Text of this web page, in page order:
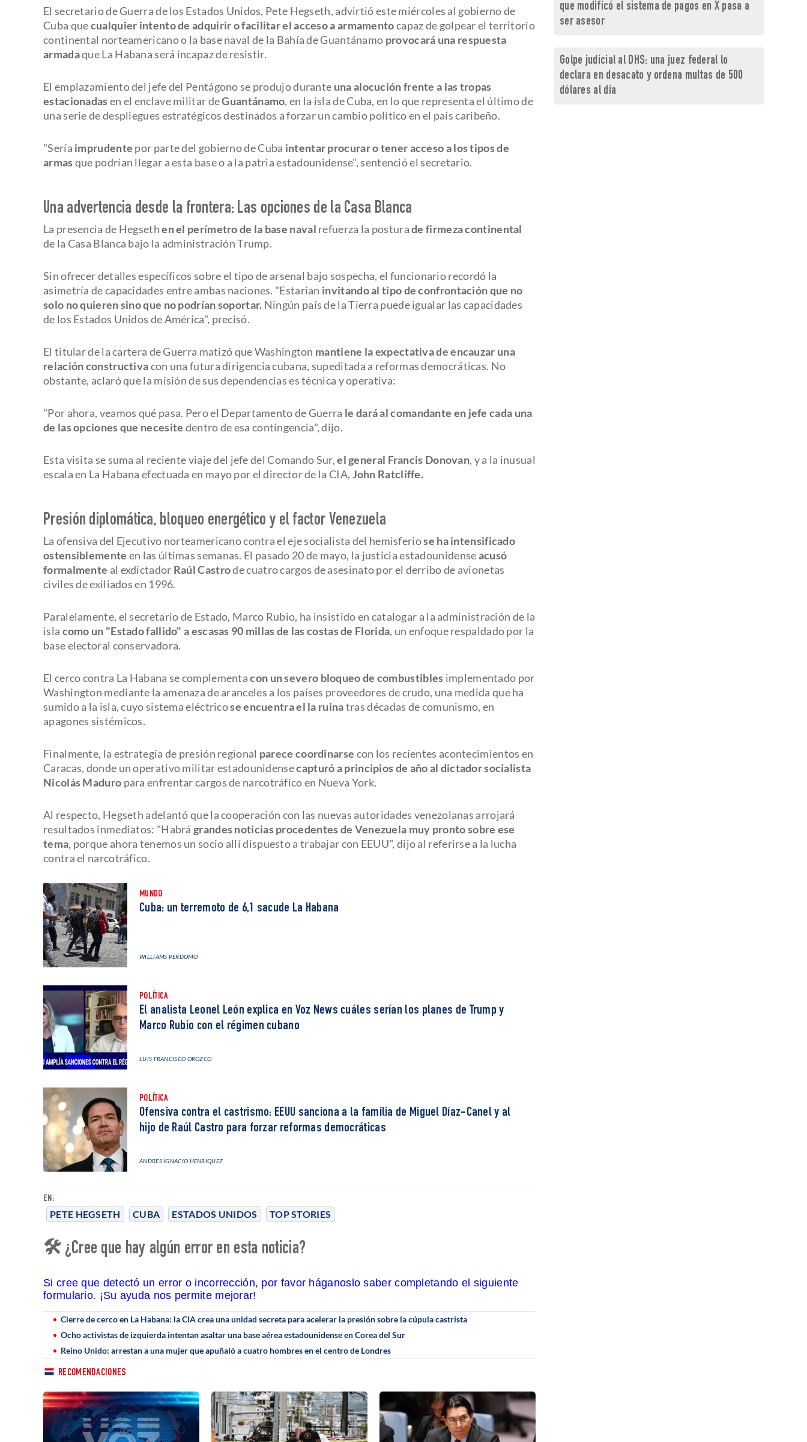
EN:
PETE HEGSETH CUBA ESTADOS UNIDOS TOP STORIES
El secretario de Guerra de los Estados Unidos, Pete Hegseth, advirtió este miércoles al gobierno de
Cuba quecualquier intento de adquirir o facilitar el acceso a armamentocapaz de golpear el territorio
continental norteamericano o la base naval de la Bahía de Guantánamo provocará una respuesta
armadaque La Habana será incapaz de resistir.
El emplazamiento del jefe del Pentágono se produjo durante una alocución frente a las tropas
estacionadasen el enclave militar deGuantánamo, en la isla de Cuba, en lo que representa el último de
una serie de despliegues estratégicos destinados a forzar un cambio político en el país caribeño.
"Sería imprudente por parte del gobierno de Cuba intentar procurar o tener acceso a los tipos de
armasque podrían llegar a esta base o a la patria estadounidense", sentenció el secretario.
Una advertencia desde la frontera: Las opciones de la Casa Blanca
La presencia de Hegsethen el perímetro de la base naval refuerza la posturade firmeza continental
de la Casa Blanca bajo la administración Trump.
Sin ofrecer detalles específicos sobre el tipo de arsenal bajo sospecha, el funcionario recordó la
asimetría de capacidades entre ambas naciones. "Estarían invitando al tipo de confrontación que no
solo no quieren sino que no podrían soportar. Ningún país de la Tierra puede igualar las capacidades
de los Estados Unidos de América", precisó.
El titular de la cartera de Guerra matizó que Washington mantiene la expectativa de encauzar una
relación constructivacon una futura dirigencia cubana, supeditada a reformas democráticas. No
obstante, aclaró que la misión de sus dependencias es técnica y operativa:
"Por ahora, veamos qué pasa. Pero el Departamento de Guerra le dará al comandante en jefe cada una
de las opciones que necesite dentro de esa contingencia", dijo.
Esta visita se suma al reciente viaje del jefe del Comando Sur,el general Francis Donovan, y a la inusual
escala en La Habana efectuada en mayo por el director de la CIA, John Ratcliffe.
Presión diplomática, bloqueo energético y el factor Venezuela
La ofensiva del Ejecutivo norteamericano contra el eje socialista del hemisferiose ha intensificado
ostensiblemente en las últimas semanas. El pasado 20 de mayo, la justicia estadounidenseacusó
formalmente al exdictador Raúl Castrode cuatro cargos de asesinato por el derribo de avionetas
civiles de exiliados en 1996.
Paralelamente, el secretario de Estado, Marco Rubio, ha insistido en catalogar a la administración de la
isla como un "Estado fallido" a escasas 90 millas de las costas de Florida, un enfoque respaldado por la
base electoral conservadora.
El cerco contra La Habana se complementacon un severo bloqueo de combustibles implementado por
Washington mediante la amenaza de aranceles a los países proveedores de crudo, una medida que ha
sumido a la isla, cuyo sistema eléctricose encuentra el la ruinatras décadas de comunismo, en
apagones sistémicos.
Finalmente, la estrategia de presión regional parece coordinarse con los recientes acontecimientos en
Caracas, donde un operativo militar estadounidensecapturó a principios de año al dictador socialista
Nicolás Maduro para enfrentar cargos de narcotráfico en Nueva York.
Al respecto, Hegseth adelantó que la cooperación con las nuevas autoridades venezolanas arrojará
resultados inmediatos: "Habrágrandes noticias procedentes de Venezuela muy pronto sobre ese
tema, porque ahora tenemos un socio allí dispuesto a trabajar con EEUU", dijo al referirse a la lucha
contra el narcotráfico.
MUNDO
Cuba: un terremoto de 6,1 sacude La Habana
WILLIAMS PERDOMO
POLÍTICA
El analista Leonel León explica en Voz News cuáles serían los planes de Trump y
Marco Rubio con el régimen cubano
LUIS FRANCISCO OROZCO
POLÍTICA
Ofensiva contra el castrismo: EEUU sanciona a la familia de Miguel Díaz-Canel y al
hijo de Raúl Castro para forzar reformas democráticas
ANDRÉS IGNACIO HENRÍQUEZ
🛠 ¿Cree que hay algún error en esta noticia?
Si cree que detectó un error o incorrección, por favor háganoslo saber completando el siguiente
formulario. ¡Su ayuda nos permite mejorar!
Cierre de cerco en La Habana: la CIA crea una unidad secreta para acelerar la presión sobre la cúpula castrista
Ocho activistas de izquierda intentan asaltar una base aérea estadounidense en Corea del Sur
Reino Unido: arrestan a una mujer que apuñaló a cuatro hombres en el centro de Londres
RECOMENDACIONES
que modificó el sistema de pagos en X pasa a
ser asesor
Golpe judicial al DHS: una juez federal lo
declara en desacato y ordena multas de 500
dólares al día